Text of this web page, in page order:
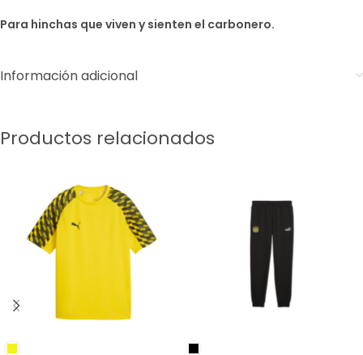
Para hinchas que viven y sienten el carbonero.
Información adicional
Productos relacionados